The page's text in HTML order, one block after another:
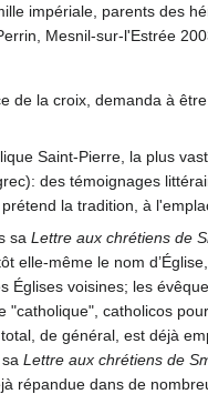
impériale, parents des
Perrin, Mesnil-sur-l'Estrée
de la croix, demanda à
Saint-Pierre, la plus
des témoignages
la tradition, à
sa Lettre aux chrétiens de
elle-même le nom
voisines; les
catholicos
de général, est déjà
Lettre aux chrétiens de
répandue dans de